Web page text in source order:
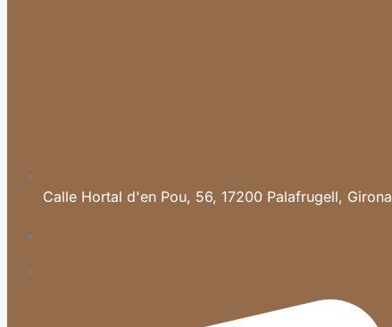
Calle Hortal d'en Pou, 56, 17200 Palafrugell, Girona